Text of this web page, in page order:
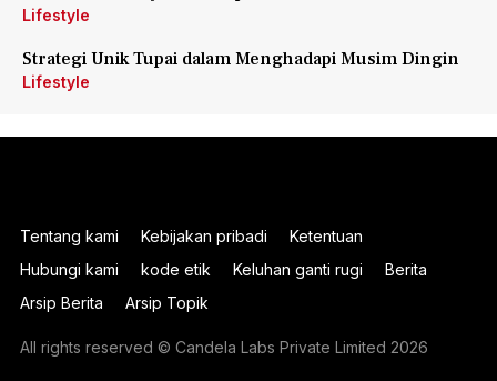
Lifestyle
Strategi Unik Tupai dalam Menghadapi Musim Dingin
Lifestyle
Tentang kami Kebijakan pribadi
Ketentuan
Hubungi kami
kode etik Keluhan ganti rugi
Berita
Arsip Berita
Arsip Topik
All rights reserved © Candela Labs Private Limited 2026